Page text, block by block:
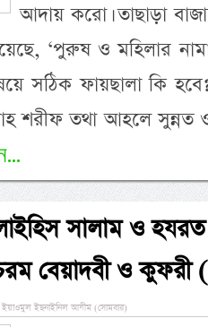
আদায় করো। তাছাড়া
‘পুরুষ ও মহিলার
সঠিক ফায়ছালা কি
শরীফ তথা আহলে সুন্নত
সালাম ও হযরত
বেয়াদবী ও কুফরী
ইছনাইনিল আযীম (সোমবার)